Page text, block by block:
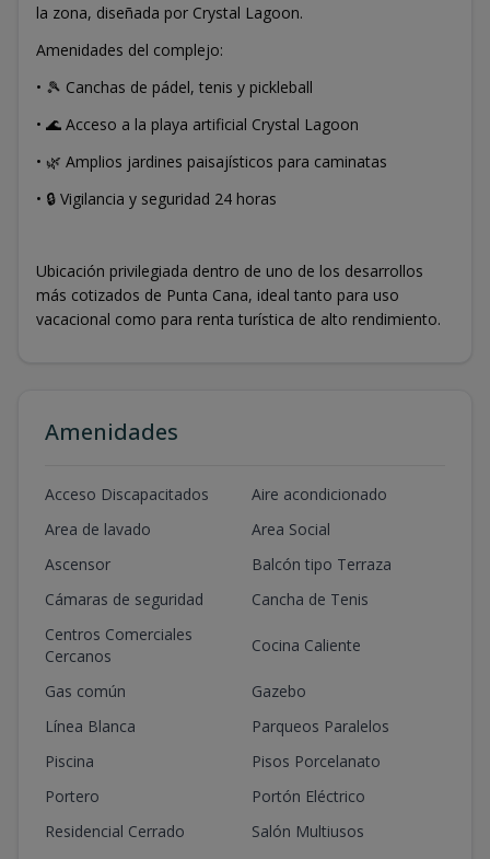
la zona, diseñada por Crystal Lagoon.
Amenidades del complejo:
• 🎾 Canchas de pádel, tenis y pickleball
• 🌊 Acceso a la playa artificial Crystal Lagoon
• 🌿 Amplios jardines paisajísticos para caminatas
• 🔒 Vigilancia y seguridad 24 horas
Ubicación privilegiada dentro de uno de los desarrollos
más cotizados de Punta Cana, ideal tanto para uso
vacacional como para renta turística de alto rendimiento.
Amenidades
Acceso Discapacitados
Aire acondicionado
Area de lavado
Area Social
Ascensor
Balcón tipo Terraza
Cámaras de seguridad
Cancha de Tenis
Centros Comerciales
Cercanos
Cocina Caliente
Gas común
Gazebo
Línea Blanca
Parqueos Paralelos
Piscina
Pisos Porcelanato
Portero
Portón Eléctrico
Residencial Cerrado
Salón Multiusos